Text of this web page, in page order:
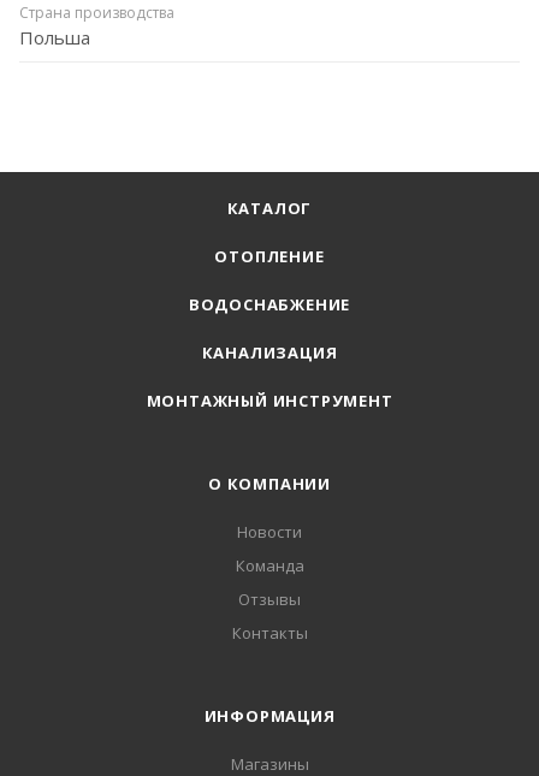
Страна производства
Польша
КАТАЛОГ
ОТОПЛЕНИЕ
ВОДОСНАБЖЕНИЕ
КАНАЛИЗАЦИЯ
МОНТАЖНЫЙ ИНСТРУМЕНТ
О КОМПАНИИ
Новости
Команда
Отзывы
Контакты
ИНФОРМАЦИЯ
Магазины